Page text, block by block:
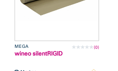
MEGA (0)
wineo silentRIGID